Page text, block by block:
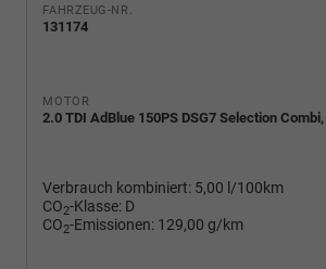
FAHRZEUG-NR.
131174
MOTOR
2.0 TDI AdBlue 150PS DSG7 Selection Combi,
Verbrauch kombiniert: 5,00 l/100km
CO2-Klasse: D
CO2-Emissionen: 129,00 g/km